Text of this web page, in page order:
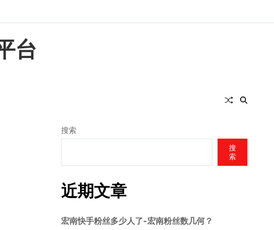
台
搜索
搜
索
近期文章
宏南快手粉丝多少人了-宏南粉丝数几何？